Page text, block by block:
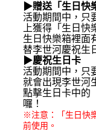
▶贈送「生日快
活動期間中，只
上獲得「生日快
生日快樂箱裡面
替李世河慶祝生
▶慶祝生日卡
活動期間中，只
就會出現李世河
點擊生日卡中的
囉！
※注意：「生日快
前使用。